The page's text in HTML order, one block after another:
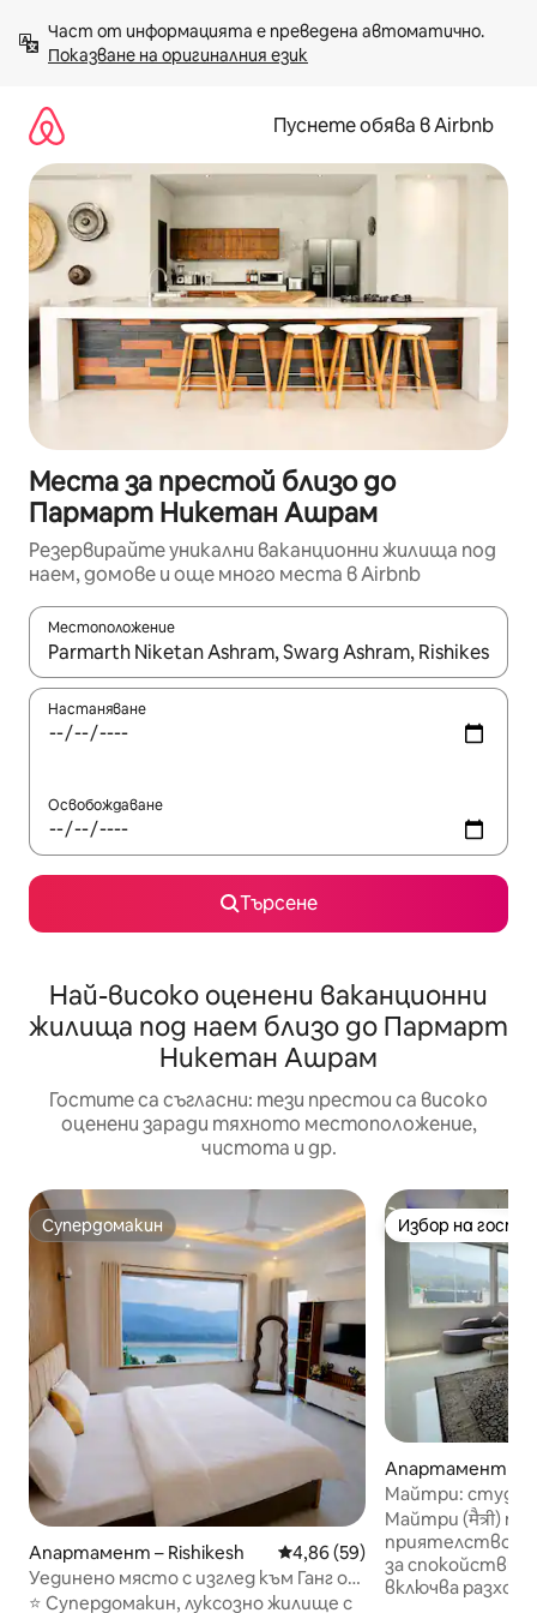
към
съдържанието
Показване на оригиналния език
Пуснете обява в Airbnb
Места за престой близо до
Пармарт Никетан Ашрам
Резервирайте уникални ваканционни жилища под
наем, домове и още много места в Airbnb
Местоположение
Когато резултатите се покажат, използвайте
Настаняване
Освобождаване
Търсене
Най-високо оценени ваканционни
жилища под наем близо до Пармарт
Никетан Ашрам
Гостите са съгласни: тези престои са високо
оценени заради тяхното местоположение,
чистота и др.
Супердомакин
Супердомакин
Апартамент – Rishikesh Средна оценка: 4,86 от 5,
4,86 (59)
Уединено място с изглед към Ганг от
Милан | Луксозен апартамент с
⭐ Супердомакин, луксозно жилище с
Избор на
Избор на
Апартамент –
Майтри:
Ганга Аарти
Майтри (मैत्री)
приятелство,
за спокойствие • Престоят ви
включва